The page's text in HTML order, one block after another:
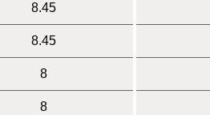
8.45
8.45
8
8